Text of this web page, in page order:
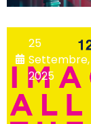
25
Settembre,
2025